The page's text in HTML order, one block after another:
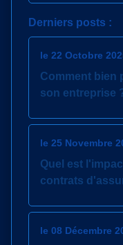
Derniers posts :
le 22 Octobre
Comment bien
son entreprise
le 25 Novembre
Quel est
contrats
le 08 Décembre